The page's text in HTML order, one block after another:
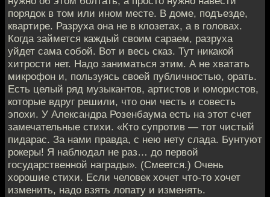
порядок в том или ином месте. В доме, подъезде,
квартире. Разруха она не в клозетах, а в головах.
Когда займется каждый своим сараем, разруха
уйдет сама собой. Вот и весь сказ. Тут никакой
хитрости нет. Надо заниматься этим. А не хватать
микрофон и, пользуясь своей публичностью, орать.
Есть целый ряд музыкантов, артистов и юмористов,
которые вдруг решили, что они честь и совесть
эпохи. У Александра Розенбаума есть на этот счет
замечательные стихи. «Кто супротив — тот чистый
пидарас. За нами правда, с нею нету слада. Бунтуют
рокеры! Я наблюдал не раз… до первой
государственной награды». (Смеется.) Очень
хорошие стихи. Если человек хочет что-то хочет
изменить, надо взять лопату и изменять.